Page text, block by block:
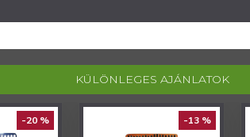
KÜLÖNLEGES AJÁNLATOK
-20 % -13 %